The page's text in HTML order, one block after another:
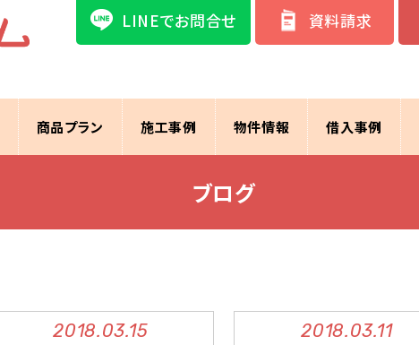
LINEでお問合せ 資料請求
商品プラン 施工事例 物件情報 借入事例
ブログ
2018.03.15 2018.03.11